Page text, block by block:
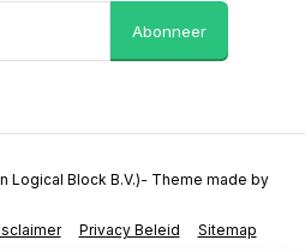
Abonneer
Privacy Beleid Sitemap
Logical Block B.V.)- Theme made by